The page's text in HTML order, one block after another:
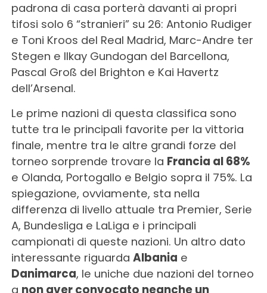
padrona di casa porterà davanti ai propri
tifosi solo 6 “stranieri” su 26: Antonio Rudiger
e Toni Kroos del Real Madrid, Marc-Andre ter
Stegen e Ilkay Gundogan del Barcellona,
Pascal Groß del Brighton e Kai Havertz
dell’Arsenal.
Le prime nazioni di questa classifica sono
tutte tra le principali favorite per la vittoria
finale, mentre tra le altre grandi forze del
torneo sorprende trovare la Francia al 68%
e Olanda, Portogallo e Belgio sopra il 75%. La
spiegazione, ovviamente, sta nella
differenza di livello attuale tra Premier, Serie
A, Bundesliga e LaLiga e i principali
campionati di queste nazioni. Un altro dato
interessante riguarda Albania e
Danimarca, le uniche due nazioni del torneo
a non aver convocato neanche un